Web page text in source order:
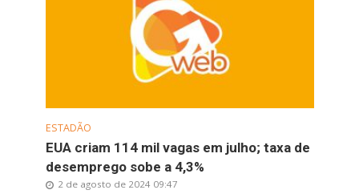
ESTADÃO
EUA criam 114 mil vagas em julho; taxa de
desemprego sobe a 4,3%
2 de agosto de 2024 09:47